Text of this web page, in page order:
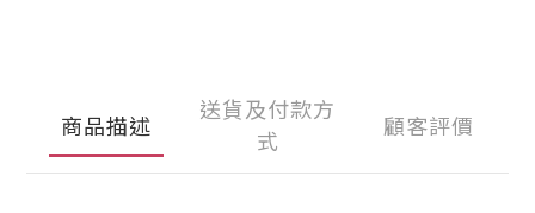
商品描述
送貨及付款方
式
顧客評價